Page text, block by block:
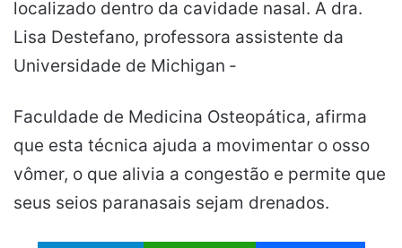
localizado dentro da cavidade nasal. A dra.
Lisa Destefano, professora assistente da
Universidade de Michigan ‐
Faculdade de Medicina Osteopática, afirma
que esta técnica ajuda a movimentar o osso
vômer, o que alivia a congestão e permite que
seus seios paranasais sejam drenados.